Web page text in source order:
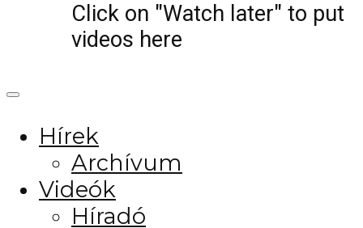
Click on "Watch later" to put
videos here
Hírek
Archívum
Videók
Híradó